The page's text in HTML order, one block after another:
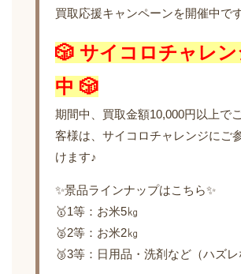
買取応援キャンペーンを開催中で
🎲 サイコロチャレ
中 🎲
期間中、買取金額10,000円以上で
客様は、サイコロチャレンジにご
けます♪
✨景品ラインナップはこちら✨
🥇1等：お米5㎏
🥈2等：お米2㎏
🥉3等：日用品・洗剤など（ハズ